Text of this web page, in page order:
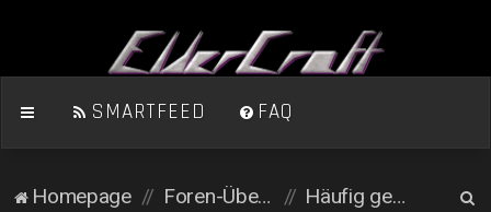
SMARTFEED FAQ
Homepage Foren-Übersicht Häufig gestellte Fragen